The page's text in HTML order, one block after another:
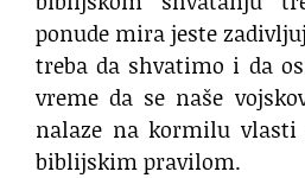
ponude mira jeste
treba da shvatimo i da
vreme da se naše
nalaze na kormilu
biblijskim pravilom.